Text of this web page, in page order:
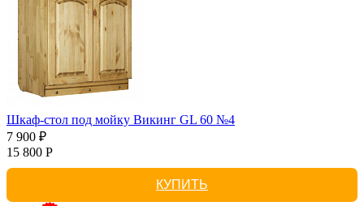
Шкаф-стол под мойку Викинг GL 60 №4
7 900 ₽
15 800 Р
КУПИТЬ